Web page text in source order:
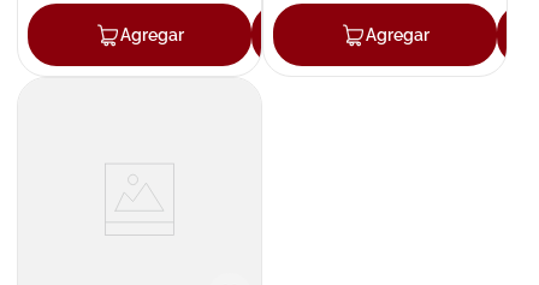
Agregar Agregar
Agregar